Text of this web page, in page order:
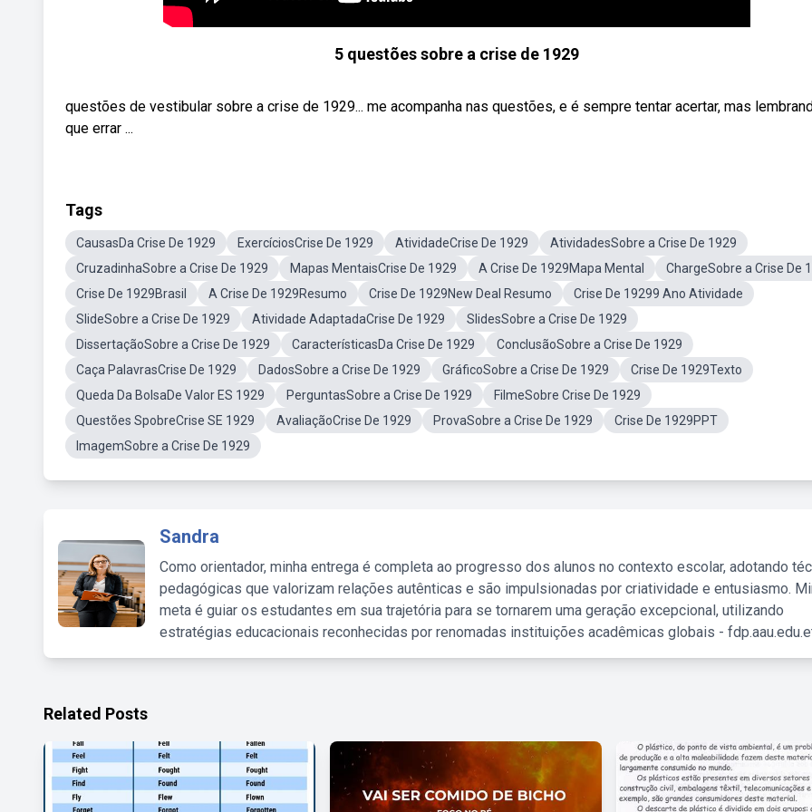
5 questões sobre a crise de 1929
questões de vestibular sobre a crise de 1929... me acompanha nas questões, e é sempre tentar acertar, mas
que errar ...
Tags
CausasDa Crise De 1929 ExercíciosCrise De 1929 AtividadeCrise De 1929
AtividadesSobre a Crise De 1929
CruzadinhaSobre a Crise De 1929
Mapas MentaisCrise De 1929 A Crise De 1929Mapa Mental
ChargeSobre a Crise De
Crise De 1929Brasil
A Crise De 1929Resumo Crise De 1929New Deal Resumo
Crise De 19299 Ano Atividade
SlideSobre a Crise De 1929
Atividade AdaptadaCrise De 1929
SlidesSobre a Crise De 1929
DissertaçãoSobre a Crise De 1929
CaracterísticasDa Crise De 1929
ConclusãoSobre a Crise De 1929
Caça PalavrasCrise De 1929
DadosSobre a Crise De 1929 GráficoSobre a Crise De 1929
Crise De 1929Texto
Queda Da BolsaDe Valor ES 1929
PerguntasSobre a Crise De 1929
FilmeSobre Crise De 1929
Questões SpobreCrise SE 1929
AvaliaçãoCrise De 1929 ProvaSobre a Crise De 1929
Crise De 1929PPT
ImagemSobre a Crise De 1929
Sandra
Como orientador, minha entrega é completa ao progresso dos alunos no contexto escolar, adotando
pedagógicas que valorizam relações autênticas e são impulsionadas por criatividade e entusiasmo.
meta é guiar os estudantes em sua trajetória para se tornarem uma geração excepcional, utilizando
estratégias educacionais reconhecidas por renomadas instituições acadêmicas globais -
Related Posts